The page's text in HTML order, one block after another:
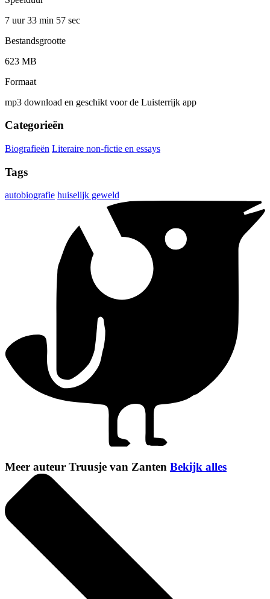
7 uur 33 min 57 sec
Bestandsgrootte
623 MB
Formaat
mp3 download en geschikt voor de Luisterrijk app
Categorieën
Biografieën Literaire non-fictie en essays
Tags
autobiografie huiselijk geweld
Meer auteur Truusje van Zanten Bekijk alles